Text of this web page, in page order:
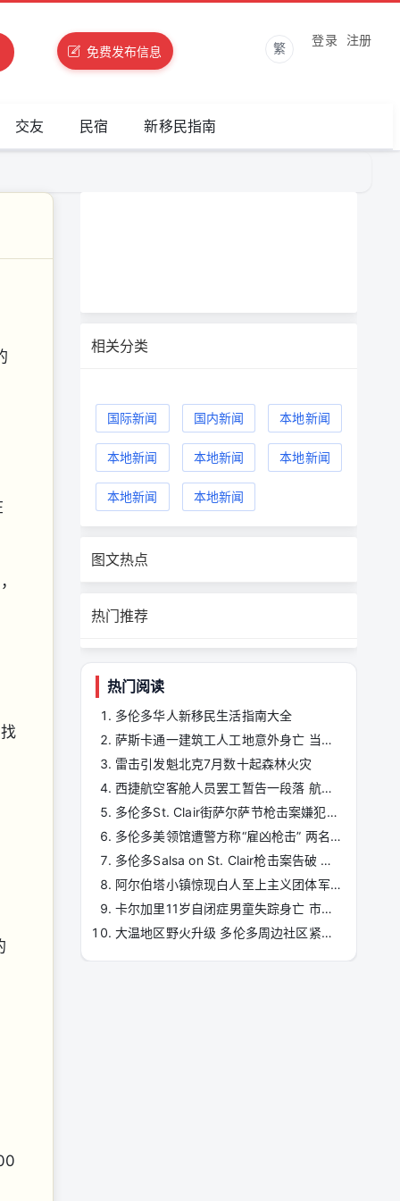
免费发布信息 繁
登录 注册
交友 民宿 新移民指南
相关分类
国际新闻 国内新闻 本地新闻
本地新闻 本地新闻 本地新闻
本地新闻 本地新闻
图文热点
热门推荐
热门阅读
多伦多华人新移民生活指南大全
萨斯卡通一建筑工人工地意外身亡 当地警方正调查事故原因
雷击引发魁北克7月数十起森林火灾
西捷航空客舱人员罢工暂告一段落 航班逐步恢复正常
多伦多St. Clair街萨尔萨节枪击案嫌犯被捕 警方将增派警力保障大型活动安全 ...
多伦多美领馆遭警方称“雇凶枪击” 两名嫌疑人被捕
多伦多Salsa on St. Clair枪击案告破 警方已抓获涉案嫌疑人
阿尔伯塔小镇惊现白人至上主义团体军事训练，引发当地居民震惊 ...
卡尔加里11岁自闭症男童失踪身亡 市民举灯会悼念
大温地区野火升级 多伦多周边社区紧急撤离 本拿比峡谷居民开始返家 ...